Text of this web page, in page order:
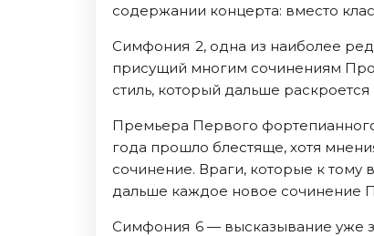
Сентябрь 2026
Декабрь 2026
содержании концерта: вместо
Симфония 2, одна из наиболее
присущий многим сочинениям
стиль, который дальше
Премьера Первого
года прошло блестяще, хотя
сочинение. Враги, которые к тому
дальше каждое новое сочинение
Симфония 6 — высказывание уже